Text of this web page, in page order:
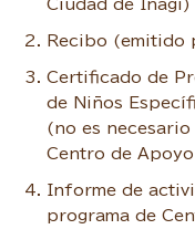
Ciudad de Inagi)
Recibo (emitido
Certificado de
de Niños
(no es
Centro de
Informe de
programa de